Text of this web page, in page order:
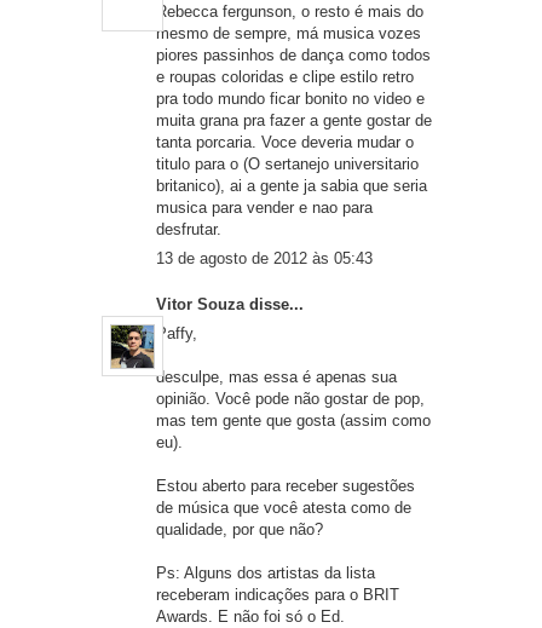
Rebecca fergunson, o resto é mais do
mesmo de sempre, má musica vozes
piores passinhos de dança como todos
e roupas coloridas e clipe estilo retro
pra todo mundo ficar bonito no video e
muita grana pra fazer a gente gostar de
tanta porcaria. Voce deveria mudar o
titulo para o (O sertanejo universitario
britanico), ai a gente ja sabia que seria
musica para vender e nao para
desfrutar.
13 de agosto de 2012 às 05:43
Vitor Souza disse...
Paffy,
desculpe, mas essa é apenas sua
opinião. Você pode não gostar de pop,
mas tem gente que gosta (assim como
eu).
Estou aberto para receber sugestões
de música que você atesta como de
qualidade, por que não?
Ps: Alguns dos artistas da lista
receberam indicações para o BRIT
Awards. E não foi só o Ed.